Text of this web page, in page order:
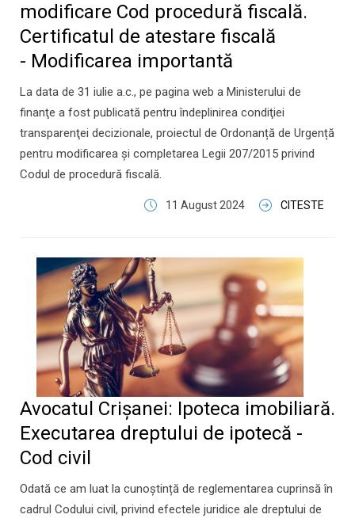
modificare Cod procedură fiscală.
Certificatul de atestare fiscală
- Modificarea importantă
La data de 31 iulie a.c., pe pagina web a Ministerului de
finanţe a fost publicată pentru îndeplinirea condiţiei
transparenţei decizionale, proiectul de Ordonanță de Urgență
pentru modificarea și completarea Legii 207/2015 privind
Codul de procedură fiscală.
11 August 2024 CITESTE
Avocatul Crișanei: Ipoteca imobiliară.
Executarea dreptului de ipotecă -
Cod civil
Odată ce am luat la cunoștință de reglementarea cuprinsă în
cadrul Codului civil, privind efectele juridice ale dreptului de